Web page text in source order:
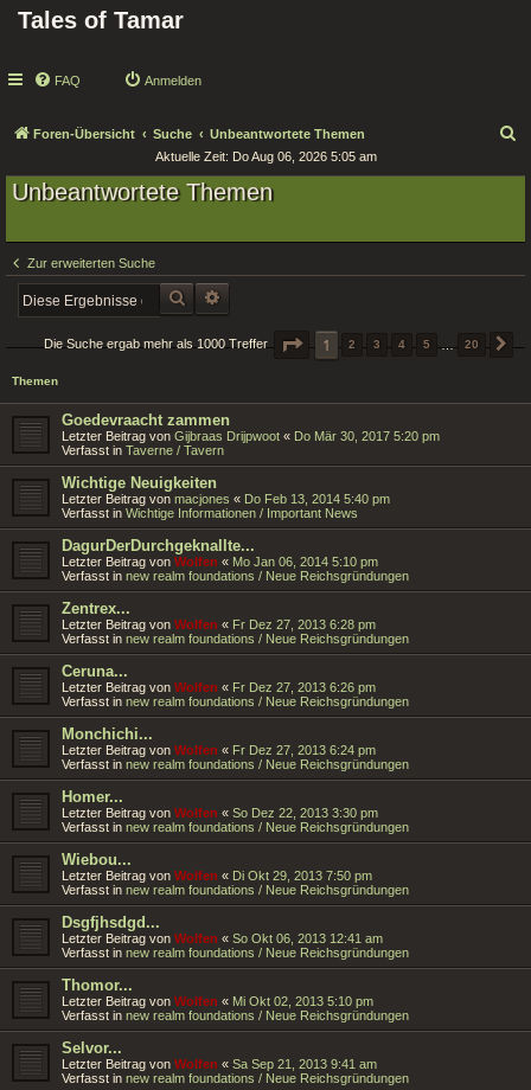
Tales of Tamar
FAQ Anmelden
Foren-Übersicht Suche Unbeantwortete Themen
e
Aktuelle Zeit: Do Aug 06, 2026 5:05 am
Unbeantwortete Themen
Zur erweiterten Suche
SUCHE
Die Suche ergab mehr als 1000 Treffer SEITE 1VON
1 2 3 4 5 … 20
Themen
Goedevraacht zammen
Letzter Beitrag von Gijbraas Drijpwoot « Do Mär 30, 2017 5:20 pm
Verfasst in Taverne / Tavern
Wichtige Neuigkeiten
Letzter Beitrag von macjones « Do Feb 13, 2014 5:40 pm
Verfasst in Wichtige Informationen / Important News
DagurDerDurchgeknallte...
Letzter Beitrag von Wolfen « Mo Jan 06, 2014 5:10 pm
Verfasst in new realm foundations / Neue Reichsgründungen
Zentrex...
Letzter Beitrag von Wolfen « Fr Dez 27, 2013 6:28 pm
Verfasst in new realm foundations / Neue Reichsgründungen
Ceruna...
Letzter Beitrag von Wolfen « Fr Dez 27, 2013 6:26 pm
Verfasst in new realm foundations / Neue Reichsgründungen
Monchichi...
Letzter Beitrag von Wolfen « Fr Dez 27, 2013 6:24 pm
Verfasst in new realm foundations / Neue Reichsgründungen
Homer...
Letzter Beitrag von Wolfen « So Dez 22, 2013 3:30 pm
Verfasst in new realm foundations / Neue Reichsgründungen
Wiebou...
Letzter Beitrag von Wolfen « Di Okt 29, 2013 7:50 pm
Verfasst in new realm foundations / Neue Reichsgründungen
Dsgfjhsdgd...
Letzter Beitrag von Wolfen « So Okt 06, 2013 12:41 am
Verfasst in new realm foundations / Neue Reichsgründungen
Thomor...
Letzter Beitrag von Wolfen « Mi Okt 02, 2013 5:10 pm
Verfasst in new realm foundations / Neue Reichsgründungen
Selvor...
Letzter Beitrag von Wolfen « Sa Sep 21, 2013 9:41 am
Verfasst in new realm foundations / Neue Reichsgründungen